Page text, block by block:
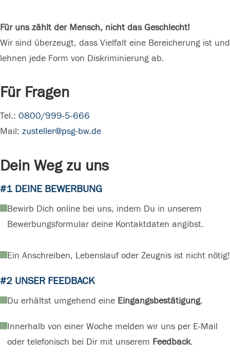
Für uns zählt der Mensch, nicht das Geschlecht!
Wir sind überzeugt, dass Vielfalt eine Bereicherung ist und
lehnen jede Form von Diskriminierung ab.
Für Fragen
Tel.: 0800/999-5-666
Mail: zusteller@psg-bw.de
Dein Weg zu uns
#1 DEINE BEWERBUNG
Bewirb Dich online bei uns, indem Du in unserem
Bewerbungsformular deine Kontaktdaten angibst.
Ein Anschreiben, Lebenslauf oder Zeugnis ist nicht nötig!
#2 UNSER FEEDBACK
Du erhältst umgehend eine Eingangsbestätigung.
Innerhalb von einer Woche melden wir uns per E-Mail
oder telefonisch bei Dir mit unserem Feedback.